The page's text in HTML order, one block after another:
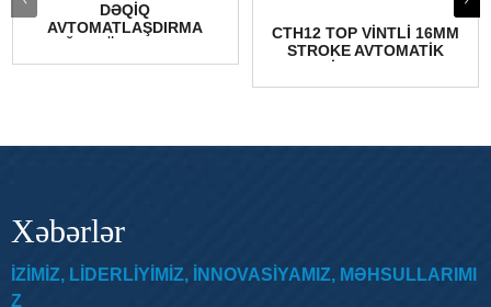
DƏQIQ
AVTOMATLAŞDIRMA
HƏRƏKƏT RELSLƏRI
CTH12 TOP VINTLI 16MM
STROKE AVTOMATIK
Xəbərlər
IZIMIZ, LIDERLIYIMIZ, INNOVASIYAMIZ, MƏHSULLARIMI
Z